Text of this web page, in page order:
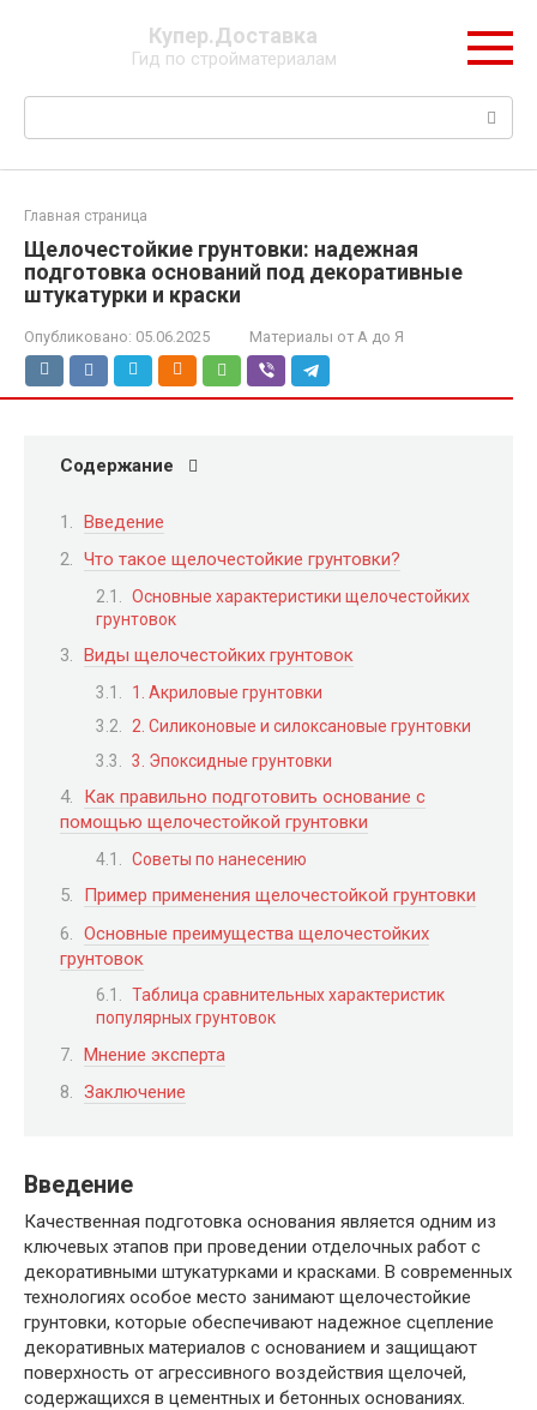
Купер.Доставка
Гид по стройматериалам
Поиск:
Главная страница
Щелочестойкие грунтовки: надежная
подготовка оснований под декоративные
штукатурки и краски
Опубликовано: 05.06.2025 Материалы от А до Я
Содержание
Введение
Что такое щелочестойкие грунтовки?
Основные характеристики щелочестойких
грунтовок
Виды щелочестойких грунтовок
1. Акриловые грунтовки
2. Силиконовые и силоксановые грунтовки
3. Эпоксидные грунтовки
Как правильно подготовить основание с
помощью щелочестойкой грунтовки
Советы по нанесению
Пример применения щелочестойкой грунтовки
Основные преимущества щелочестойких
грунтовок
Таблица сравнительных характеристик
популярных грунтовок
Мнение эксперта
Заключение
Введение
Качественная подготовка основания является одним из
ключевых этапов при проведении отделочных работ с
декоративными штукатурками и красками. В современных
технологиях особое место занимают щелочестойкие
грунтовки, которые обеспечивают надежное сцепление
декоративных материалов с основанием и защищают
поверхность от агрессивного воздействия щелочей,
содержащихся в цементных и бетонных основаниях.